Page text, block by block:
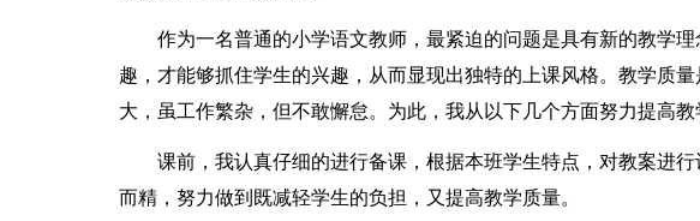
作为一名普通的小学语文教师，最紧迫的问题是具有新的教学理
趣，才能够抓住学生的兴趣，从而显现出独特的上课风格。教学质
大，虽工作繁杂，但不敢懈怠。为此，我从以下几个方面努力提高教
课前，我认真仔细的进行备课，根据本班学生特点，对教案进行
而精，努力做到既减轻学生的负担，又提高教学质量。